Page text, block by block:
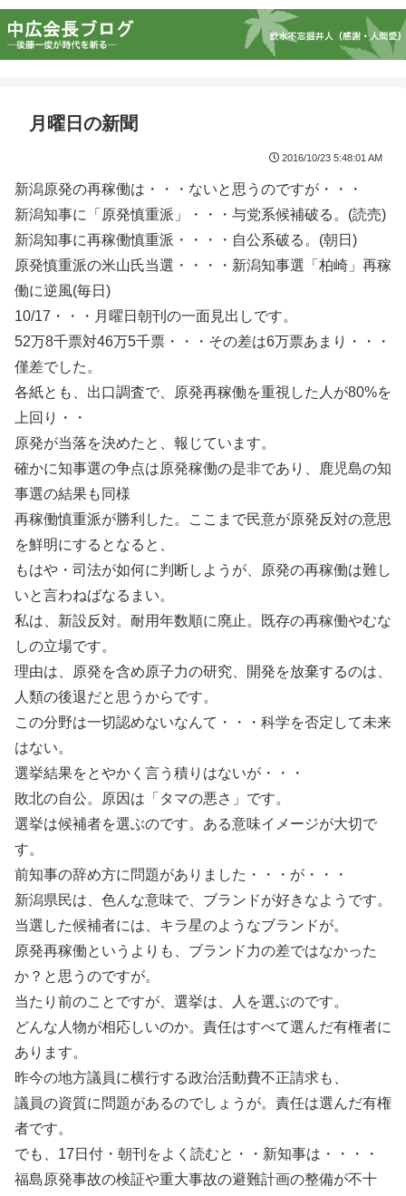
月曜日の新聞
2016/10/23 5:48:01 AM
新潟原発の再稼働は・・・ないと思うのですが・・・
新潟知事に「原発慎重派」・・・与党系候補破る。(読売)
新潟知事に再稼働慎重派・・・・自公系破る。(朝日)
原発慎重派の米山氏当選・・・・新潟知事選「柏崎」再稼
働に逆風(毎日)
10/17・・・月曜日朝刊の一面見出しです。
52万8千票対46万5千票・・・その差は6万票あまり・・・
僅差でした。
各紙とも、出口調査で、原発再稼働を重視した人が80%を
上回り・・
原発が当落を決めたと、報じています。
確かに知事選の争点は原発稼働の是非であり、鹿児島の知
事選の結果も同様
再稼働慎重派が勝利した。ここまで民意が原発反対の意思
を鮮明にするとなると、
もはや・司法が如何に判断しようが、原発の再稼働は難し
いと言わねばなるまい。
私は、新設反対。耐用年数順に廃止。既存の再稼働やむな
しの立場です。
理由は、原発を含め原子力の研究、開発を放棄するのは、
人類の後退だと思うからです。
この分野は一切認めないなんて・・・科学を否定して未来
はない。
選挙結果をとやかく言う積りはないが・・・
敗北の自公。原因は「タマの悪さ」です。
選挙は候補者を選ぶのです。ある意味イメージが大切で
す。
前知事の辞め方に問題がありました・・・が・・・
新潟県民は、色んな意味で、ブランドが好きなようです。
当選した候補者には、キラ星のようなブランドが。
原発再稼働というよりも、ブランド力の差ではなかった
か？と思うのですが。
当たり前のことですが、選挙は、人を選ぶのです。
どんな人物が相応しいのか。責任はすべて選んだ有権者に
あります。
昨今の地方議員に横行する政治活動費不正請求も、
議員の資質に問題があるのでしょうが。責任は選んだ有権
者です。
でも、17日付・朝刊をよく読むと・・新知事は・・・・
福島原発事故の検証や重大事故の避難計画の整備が不十